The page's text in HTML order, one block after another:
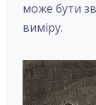
може бути
виміру.